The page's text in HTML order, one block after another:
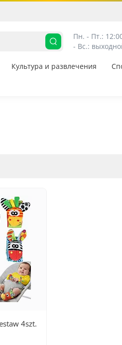
Пн. - Пт.:
- Вс.:
Культура и развлечения
4szt.